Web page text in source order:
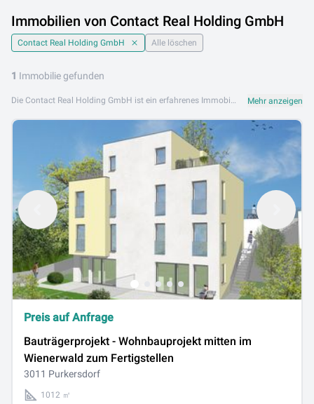
Immobilien von Contact Real Holding GmbH
Contact Real Holding GmbH Alle löschen
1 Immobilie gefunden
Die Contact Real Holding GmbH ist ein erfahrenes Immobilienunternehmen, das auf die Vermittlung von Wohn- und Gewerbeimmobilien spezialisiert ist. Mit einem engagierten Team und professionellem Netzwerk bietet die Contact Real Holding GmbH umfassende Unterstützung bei Kauf, Verkauf und Vermietung von Immobilien. Das Portfolio der Contact Real Holding GmbH beinhaltet Eigentumswohnungen, Mietobjekte, Einfamilienhäuser sowie Gewerbeimmobilien und Anlageobjekte. Individuelle Beratung und zuverlässige Abwicklung stehen bei jeder Transaktion im Vordergrund. Contact Real Holding GmbH ist an folgenden Standorten aktiv: 1180 Wien. Sehen Sie sich das aktuelle Immobilienangebot der Contact Real Holding GmbH auf Lib.at an und nehmen Sie noch heute Kontakt auf. Profitieren Sie von unserer Expertise und finden Sie Ihre ideale Immobilie. Mehr anzeigen
Preis auf Anfrage
Bauträgerprojekt - Wohnbauprojekt mitten im
Wienerwald zum Fertigstellen
3011 Purkersdorf
1012 ㎡